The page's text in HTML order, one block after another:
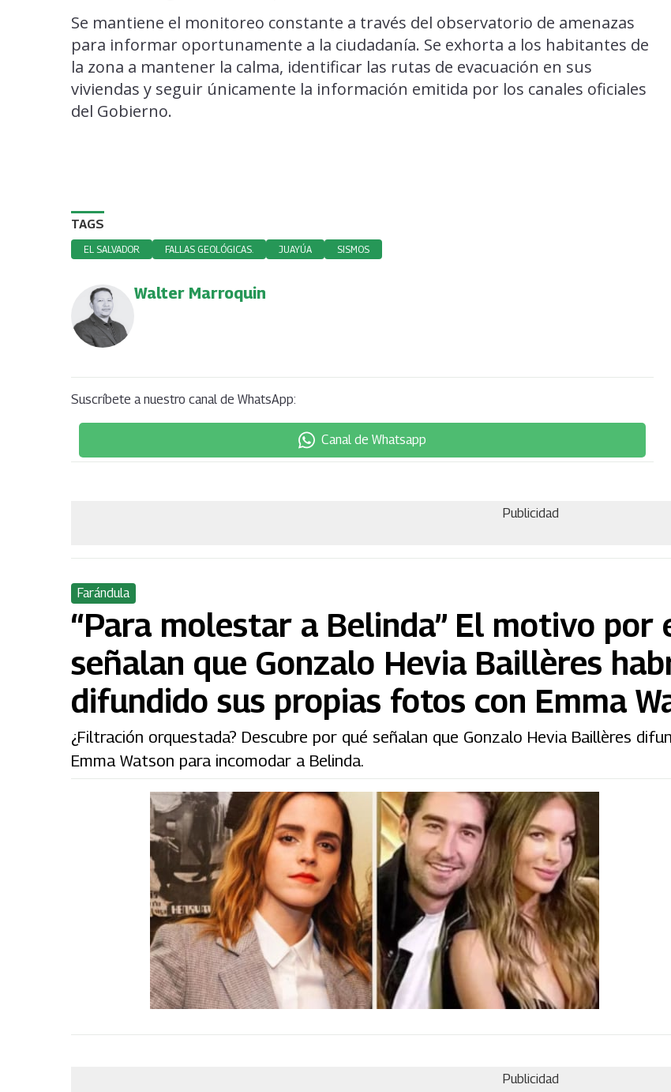
Se mantiene el monitoreo constante a través del observatorio de amenazas
para informar oportunamente a la ciudadanía. Se exhorta a los habitantes de
la zona a mantener la calma, identificar las rutas de evacuación en sus
viviendas y seguir únicamente la información emitida por los canales oficiales
del Gobierno.
TAGS
EL SALVADOR FALLAS GEOLÓGICAS. JUAYÚA SISMOS
Walter Marroquin
Suscríbete a nuestro canal de WhatsApp:
Canal de Whatsapp
Publicidad
Farándula
“Para molestar a Belinda” El motivo por
señalan que Gonzalo Hevia Baillères
difundido sus propias fotos con Emma
¿Filtración orquestada? Descubre por qué señalan que Gonzalo Hevia Baillères
Emma Watson para incomodar a Belinda.
Publicidad